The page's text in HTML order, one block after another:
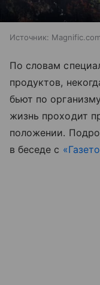
Источник: Magnific.com
По словам
продуктов,
бьют по
жизнь проходит
положении.
в беседе с